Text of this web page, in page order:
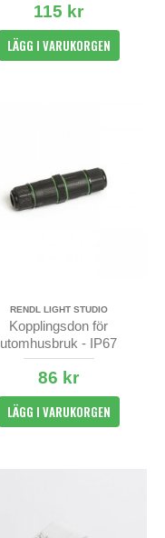
115 kr
LÄGG I VARUKORGEN
RENDL LIGHT STUDIO
Kopplingsdon för
utomhusbruk - IP67
86 kr
LÄGG I VARUKORGEN